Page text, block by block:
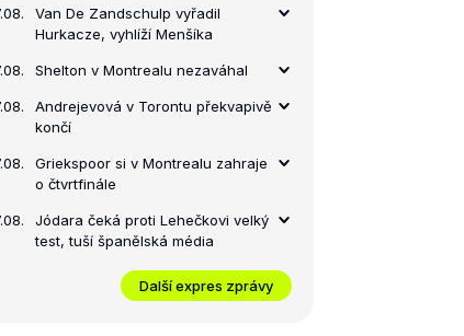
Van De Zandschulp vyřadil
Hurkacze, vyhlíží Menšíka
Shelton v Montrealu nezaváhal
Andrejevová v Torontu překvapivě
končí
Griekspoor si v Montrealu zahraje
o čtvrtfinále
Jódara čeká proti Lehečkovi velký
test, tuší španělská média
Další expres zprávy